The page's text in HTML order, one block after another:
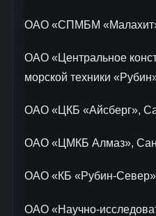
ОАО «СПМБМ
ОАО «Центральное
морской техники
ОАО «ЦКБ «Айсберг»,
ОАО «ЦМКБ Алмаз»,
ОАО «КБ «Рубин-
ОАО «Научно-